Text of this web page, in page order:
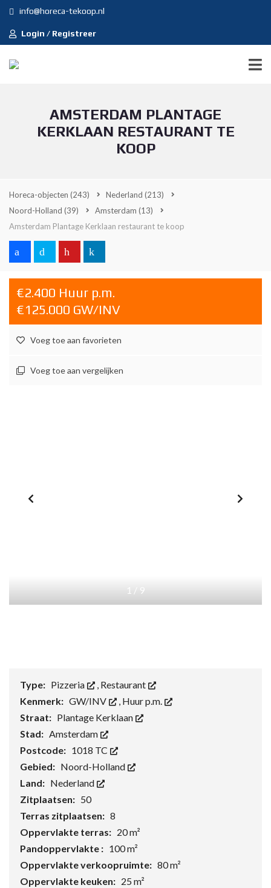
info@horeca-tekoop.nl
Login / Registreer
AMSTERDAM PLANTAGE
KERKLAAN RESTAURANT TE
KOOP
Horeca-objecten (243) Nederland (213)
Noord-Holland (39) Amsterdam (13)
Amsterdam Plantage Kerklaan restaurant te koop
€2.400 Huur p.m.
€125.000 GW/INV
Voeg toe aan favorieten
Voeg toe aan vergelijken
1 / 9
Type: Pizzeria , Restaurant
Kenmerk: GW/INV , Huur p.m.
Straat: Plantage Kerklaan
Stad: Amsterdam
Postcode: 1018 TC
Gebied: Noord-Holland
Land: Nederland
Zitplaatsen: 50
Terras zitplaatsen: 8
Oppervlakte terras: 20 m²
Pandoppervlakte : 100 m²
Oppervlakte verkoopruimte: 80 m²
Oppervlakte keuken: 25 m²